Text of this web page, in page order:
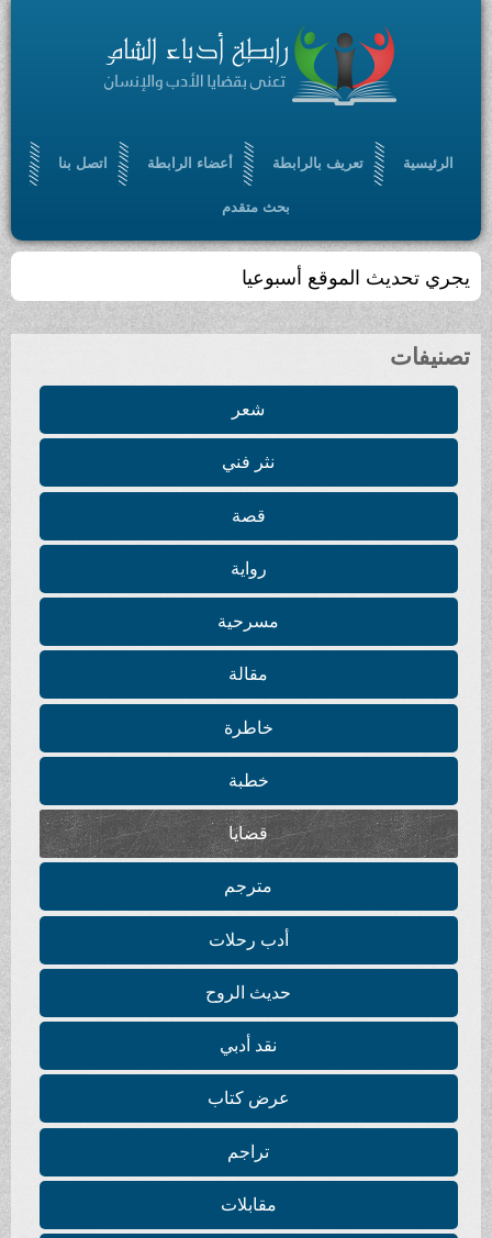
الرئيسية تعريف بالرابطة أعضاء الرابطة اتصل بنا
بحث متقدم
يجري تحديث الموقع أسبوعيا
تصنيفات
شعر
نثر فني
قصة
رواية
مسرحية
مقالة
خاطرة
خطبة
قضايا
مترجم
أدب رحلات
حديث الروح
نقد أدبي
عرض كتاب
تراجم
مقابلات